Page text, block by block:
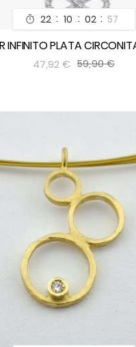
 22 : 10 : 02 : 55
 
INFINITO PLATA
47,92 € 59,90 €